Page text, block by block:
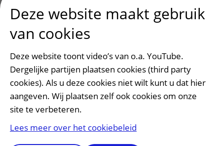
Onze opleidingen
De Nieuwe Utrechtse School
Stage en opleidingsplaatsen
Strategic programs
Research groups
Researchers
Research technologies
Verwijzers
Deze website maakt gebruik
van cookies
Deze website toont video’s van o.a. YouTube.
Dergelijke partijen plaatsen cookies (third party
cookies). Als u deze cookies niet wilt kunt u dat hier
aangeven. Wij plaatsen zelf ook cookies om onze
site te verbeteren.
Lees meer over het cookiebeleid